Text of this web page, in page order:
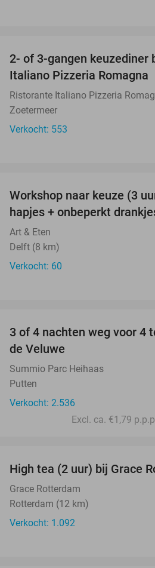
2- of 3-gangen keuzediner
Italiano Pizzeria Romagna
Ristorante Italiano Pizzeria
Zoetermeer
Verkocht: 553
Workshop naar keuze (3
hapjes + onbeperkt
Art & Eten
Delft (8 km)
Verkocht: 60
3 of 4 nachten weg voor 4
de Veluwe
Summio Parc Heihaas
Putten
Verkocht: 2.536
Excl. ca. €1,79
High tea (2 uur) bij Grace
Grace Rotterdam
Rotterdam (12 km)
Verkocht: 1.092